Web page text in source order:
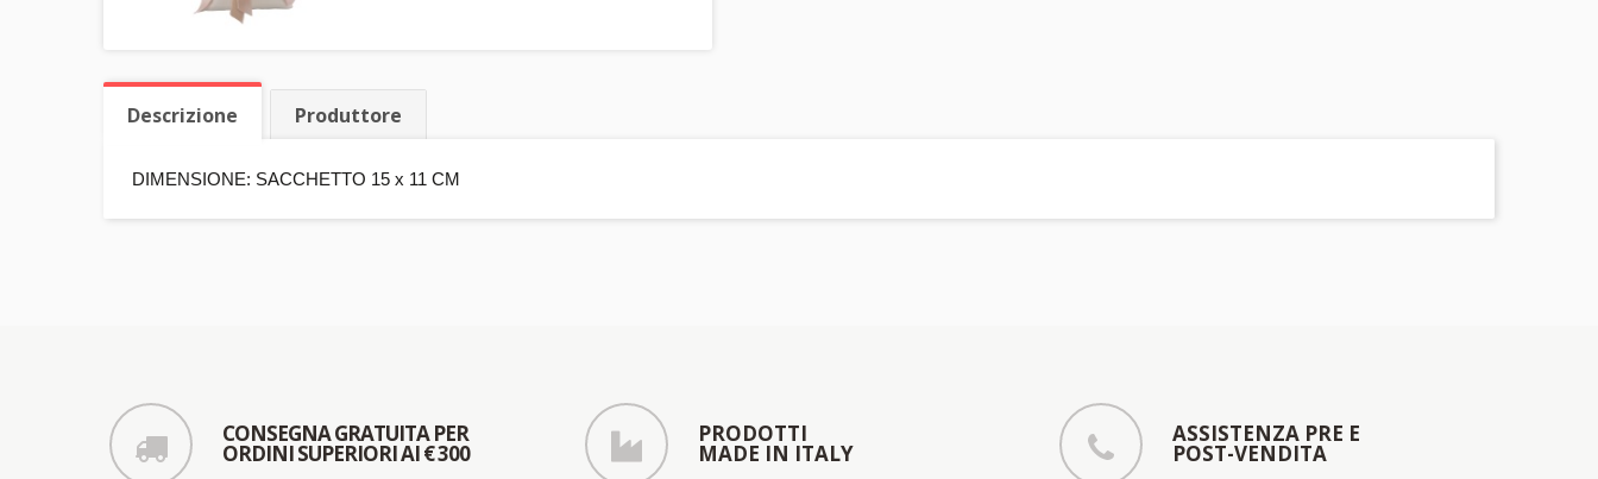
Descrizione Produttore
DIMENSIONE: SACCHETTO 15 x 11 CM
CONSEGNA GRATUITA PER
ORDINI SUPERIORI AI € 300
PRODOTTI
MADE IN ITALY
ASSISTENZA PRE E
POST-VENDITA